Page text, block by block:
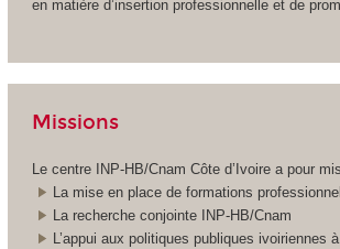
en matière d’insertion professionnelle et de
Missions
Le centre INP-HB/Cnam Côte d’Ivoire a pour
La mise en place de formations
La recherche conjointe INP-HB/Cnam
L’appui aux politiques publiques ivoiriennes